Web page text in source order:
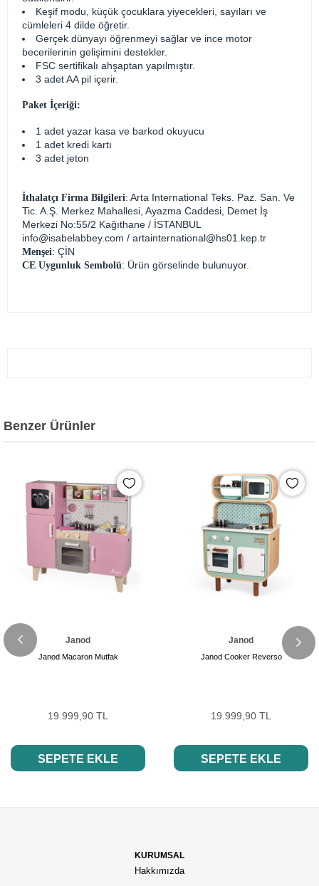
Keşif modu, küçük çocuklara yiyecekleri, sayıları ve
cümleleri 4 dilde öğretir.
Gerçek dünyayı öğrenmeyi sağlar ve ince motor
becerilerinin gelişimini destekler.
FSC sertifikalı ahşaptan yapılmıştır.
3 adet AA pil içerir.
Paket İçeriği:
1 adet yazar kasa ve barkod okuyucu
1 adet kredi kartı
3 adet jeton
İthalatçı Firma Bilgileri: Arta International Teks. Paz. San. Ve
Tic. A.Ş. Merkez Mahallesi, Ayazma Caddesi, Demet İş
Merkezi No:55/2 Kağıthane / İSTANBUL
info@isabelabbey.com / artainternational@hs01.kep.tr
Menşei: ÇİN
CE Uygunluk Sembolü: Ürün görselinde bulunuyor.
Benzer Ürünler
Janod
Janod Macaron Mutfak
19.999,90 TL
SEPETE EKLE
Janod
Janod Cooker Reverso
19.999,90 TL
SEPETE EKLE
KURUMSAL
Hakkımızda